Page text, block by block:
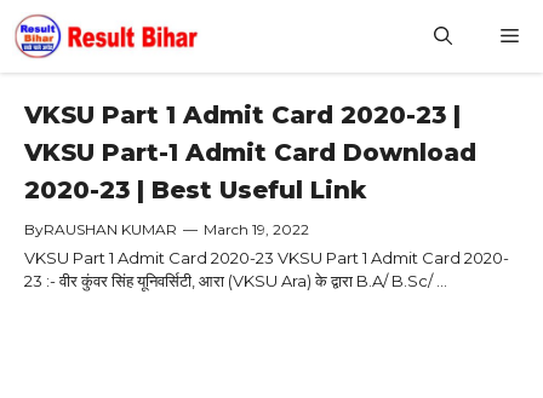
Skip
to
content
VKSU Part 1 Admit Card 2020-23 |
VKSU Part-1 Admit Card Download
2020-23 | Best Useful Link
ByRAUSHAN KUMAR — March 19, 2022
VKSU Part 1 Admit Card 2020-23 VKSU Part 1 Admit Card 2020-
23 :- वीर कुंवर सिंह यूनिवर्सिटी, आरा (VKSU Ara) के द्वारा B.A/ B.Sc/ ...